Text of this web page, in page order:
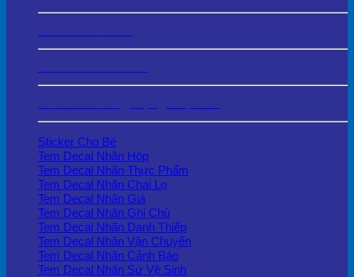
Sticker Cho Bé
Tem Decal Nhãn Hộp
Tem Decal Nhãn Thực Phẩm
Tem Decal Nhãn Chai Lọ
Tem Decal Nhãn Giá
Tem Decal Nhãn Ghi Chú
Tem Decal Nhãn Danh Thiếp
Tem Decal Nhãn Vận Chuyển
Tem Decal Nhãn Cảnh Báo
Tem Decal Nhãn Sứ Vệ Sinh